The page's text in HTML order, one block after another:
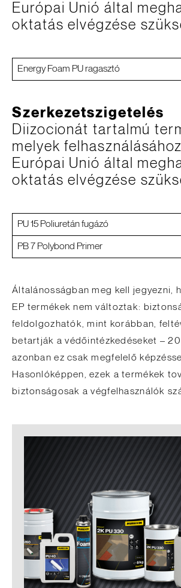
Európai Unió által
oktatás elvégzése
Energy Foam PU ragasztó
Szerkezetszigetelés
Diizocionát tartalmú
melyek
Európai Unió által
oktatás elvégzése
PU 15 Poliuretán fugázó
PB 7 Polybond Primer
Általánosságban meg kell jegyezni,
EP termékek nem változtak:
feldolgozhatók, mint korábban,
betartják a védőintézkedéseket –
azonban ez csak megfelelő
Hasonlóképpen, ezek a termékek
biztonságosak a végfelhasználók